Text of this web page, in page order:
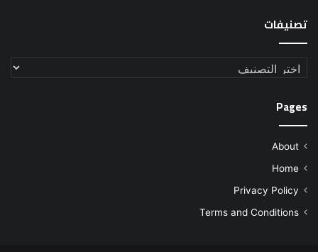
تصنيفات
تصنيفات
Pages
About
Home
Privacy Policy
Terms and Conditions